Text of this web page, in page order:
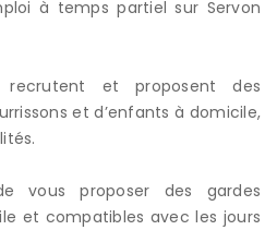
à temps partiel sur Servon
recrutent et proposent des
et d’enfants à domicile,
vous proposer des gardes
et compatibles avec les jours